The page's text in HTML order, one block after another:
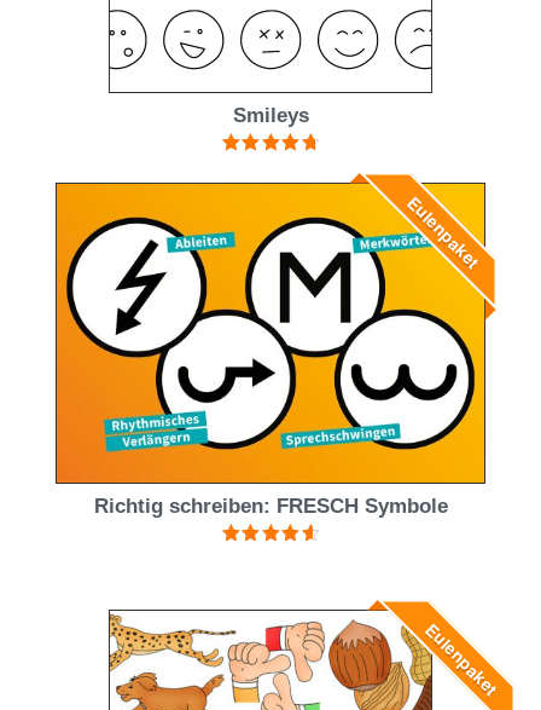
Smileys
4.83von 5 Eulenpaket
Richtig schreiben: FRESCH Symbole
Eulenpaket